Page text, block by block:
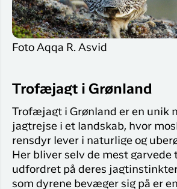
Foto Aqqa R. Asvid
Trofæjagt i Grønland
Trofæjagt i Grønland er en unik
jagtrejse i et landskab, hvor
rensdyr lever i naturlige og
Her bliver selv de mest
udfordret på deres
som dyrene bevæger sig på er